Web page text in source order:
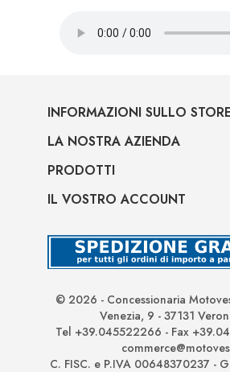
INFORMAZIONI SULLO STORE
LA NOSTRA AZIENDA
PRODOTTI
IL VOSTRO ACCOUNT
© 2026 - Concessionaria
Venezia, 9 - 37131
Tel +39.045522266 - Fax
C. FISC. e P.IVA 00648370237 -